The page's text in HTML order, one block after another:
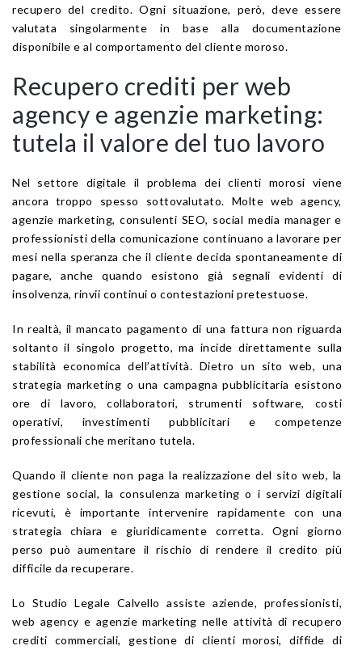
recupero del credito. Ogni situazione, però, deve essere
valutata singolarmente in base alla documentazione
disponibile e al comportamento del cliente moroso.
Recupero crediti per web
agency e agenzie marketing:
tutela il valore del tuo lavoro
Nel settore digitale il problema dei clienti morosi viene
ancora troppo spesso sottovalutato. Molte web agency,
agenzie marketing, consulenti SEO, social media manager e
professionisti della comunicazione continuano a lavorare per
mesi nella speranza che il cliente decida spontaneamente di
pagare, anche quando esistono già segnali evidenti di
insolvenza, rinvii continui o contestazioni pretestuose.
In realtà, il mancato pagamento di una fattura non riguarda
soltanto il singolo progetto, ma incide direttamente sulla
stabilità economica dell’attività. Dietro un sito web, una
strategia marketing o una campagna pubblicitaria esistono
ore di lavoro, collaboratori, strumenti software, costi
operativi, investimenti pubblicitari e competenze
professionali che meritano tutela.
Quando il cliente non paga la realizzazione del sito web, la
gestione social, la consulenza marketing o i servizi digitali
ricevuti, è importante intervenire rapidamente con una
strategia chiara e giuridicamente corretta. Ogni giorno
perso può aumentare il rischio di rendere il credito più
difficile da recuperare.
Lo Studio Legale Calvello assiste aziende, professionisti,
web agency e agenzie marketing nelle attività di recupero
crediti commerciali, gestione di clienti morosi, diffide di